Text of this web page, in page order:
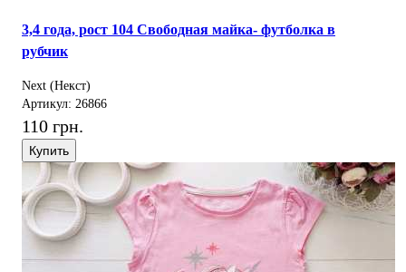
3,4 года, рост 104 Свободная майка- футболка в
рубчик
Next (Некст)
Артикул: 26866
110 грн.
Купить